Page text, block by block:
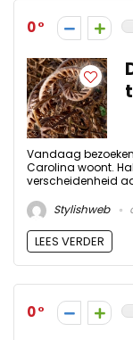
0
Vandaag
Carolina woont.
verscheidenheid
Stylishweb
LEES VERDER
0